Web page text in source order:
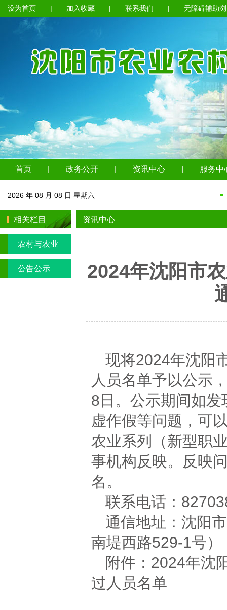
设为首页 | 加入收藏 | 联系我们 | 无障碍辅助
首页 政务公开 资讯中心 服务中
2026 年 08 月 08 日 星期六
相关栏目
农村与农业
公告公示
资讯中心
2024年沈阳市
现将2024年沈阳
人员名单予以公示
8日。公示期间如
虚作假等问题，可
农业系列（新型职
事机构反映。反映
名。
联系电话：
通信地址：沈阳
南堤西路529-1号）
附件：2024年沈
过人员名单